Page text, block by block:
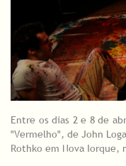
Entre os dias 2 e 8 de
"Vermelho", de John
Rothko em Nova Iorque,